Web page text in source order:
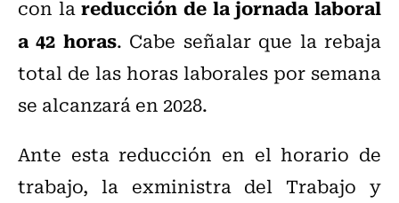
con lareducción de la jornada laboral
a 42 horas. Cabe señalar que la rebaja
total de las horas laborales por semana
se alcanzará en 2028.
Ante esta reducción en el horario de
trabajo, la exministra del Trabajo y